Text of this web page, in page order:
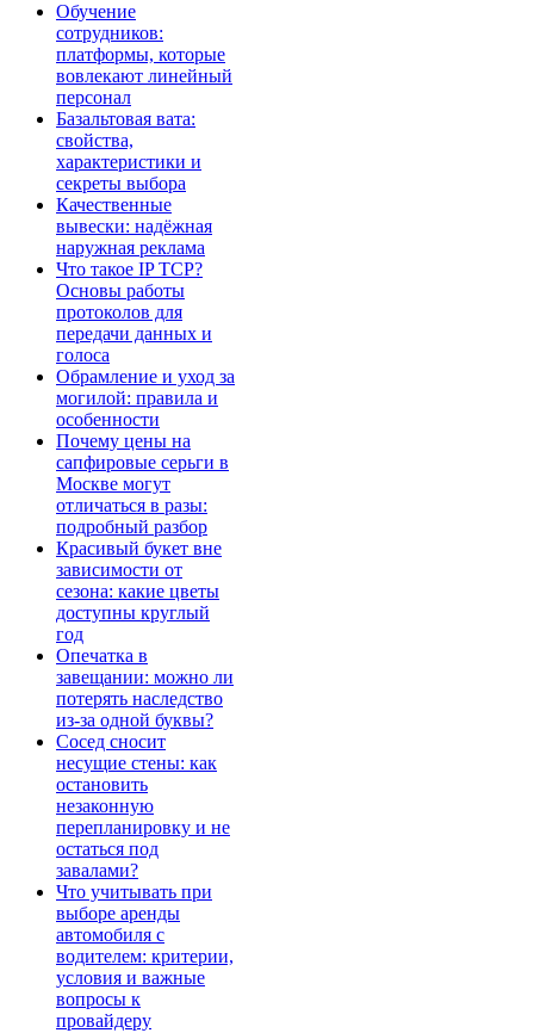
Обучение
сотрудников:
платформы, которые
вовлекают линейный
персонал
Базальтовая вата:
свойства,
характеристики и
секреты выбора
Качественные
вывески: надёжная
наружная реклама
Что такое IP TCP?
Основы работы
протоколов для
передачи данных и
голоса
Обрамление и уход за
могилой: правила и
особенности
Почему цены на
сапфировые серьги в
Москве могут
отличаться в разы:
подробный разбор
Красивый букет вне
зависимости от
сезона: какие цветы
доступны круглый
год
Опечатка в
завещании: можно ли
потерять наследство
из-за одной буквы?
Сосед сносит
несущие стены: как
остановить
незаконную
перепланировку и не
остаться под
завалами?
Что учитывать при
выборе аренды
автомобиля с
водителем: критерии,
условия и важные
вопросы к
провайдеру